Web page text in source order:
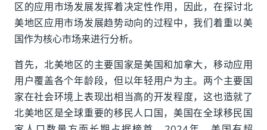
区的应用市场发展发挥着决定性作用，因此，在探讨北
美地区应用市场发展趋势动向的过程中，我们着重以美
国作为核心市场来进行分析。
首先，北美地区的主要国家是美国和加拿大，移动应用
用户覆盖各个年龄段，但以年轻用户为主。两个主要国
家在社会环境上表现出相当高的开发程度，这也造就了
北美地区是全球重要的移民人口国，美国在全球移民国